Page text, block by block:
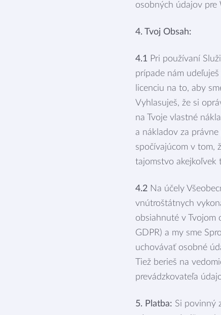
osobných údajov pre
4. Tvoj Obsah:
4.1 Pri používaní
prípade nám
licenciu na to, aby
Vyhlasuješ, že si
na Tvoje vlastné
a nákladov za
spočívajúcom v tom,
tajomstvo akejkoľvek
4.2 Na účely
vnútroštátnych
obsiahnuté v Tvojom
GDPR) a my sme
uchovávať osobné
Tiež berieš na
prevádzkovateľa
5. Platba: Si povinný